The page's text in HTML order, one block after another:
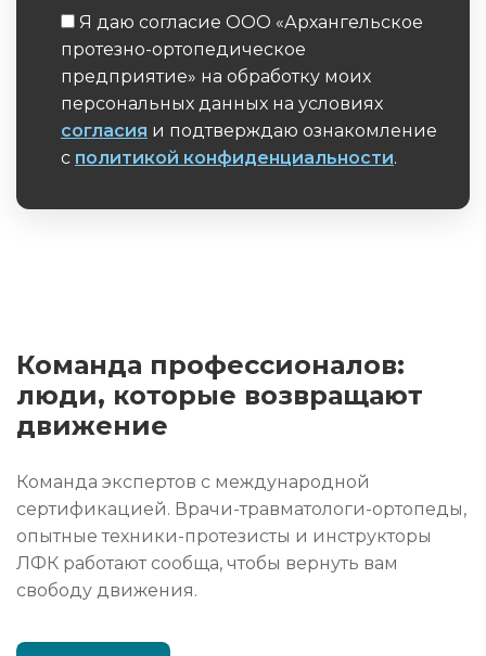
Я даю согласие ООО «Архангельское
протезно-ортопедическое
предприятие» на обработку моих
персональных данных на условиях
согласия и подтверждаю ознакомление
с политикой конфиденциальности.
Команда профессионалов:
люди, которые возвращают
движение
Команда экспертов с международной
сертификацией. Врачи-травматологи-ортопеды,
опытные техники-протезисты и инструкторы
ЛФК работают сообща, чтобы вернуть вам
свободу движения.